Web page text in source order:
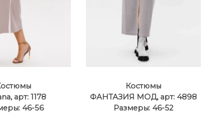
арт: 1178
46-56
Костюмы
ФАНТАЗИЯ МОД, арт: 4898
Размеры: 46-52